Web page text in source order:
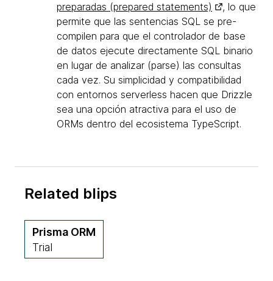
preparadas (prepared statements)
, lo que
permite que las sentencias SQL se pre-
compilen para que el controlador de base
de datos ejecute directamente SQL binario
en lugar de analizar (parse) las consultas
cada vez. Su simplicidad y compatibilidad
con entornos serverless hacen que Drizzle
sea una opción atractiva para el uso de
ORMs dentro del ecosistema TypeScript.
Related blips
Prisma ORM
Trial